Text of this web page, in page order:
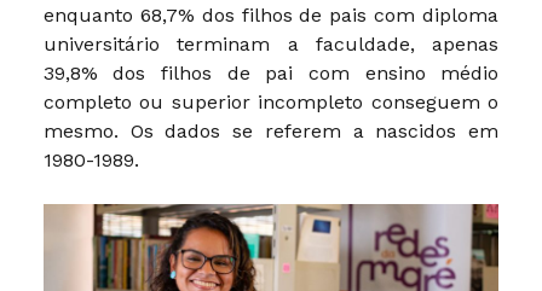
enquanto 68,7% dos filhos de pais com diploma
universitário terminam a faculdade, apenas
39,8% dos filhos de pai com ensino médio
completo ou superior incompleto conseguem o
mesmo. Os dados se referem a nascidos em
1980-1989.